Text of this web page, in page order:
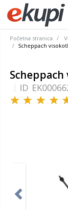
Početna stranica
Scheppach
Scheppach
ID